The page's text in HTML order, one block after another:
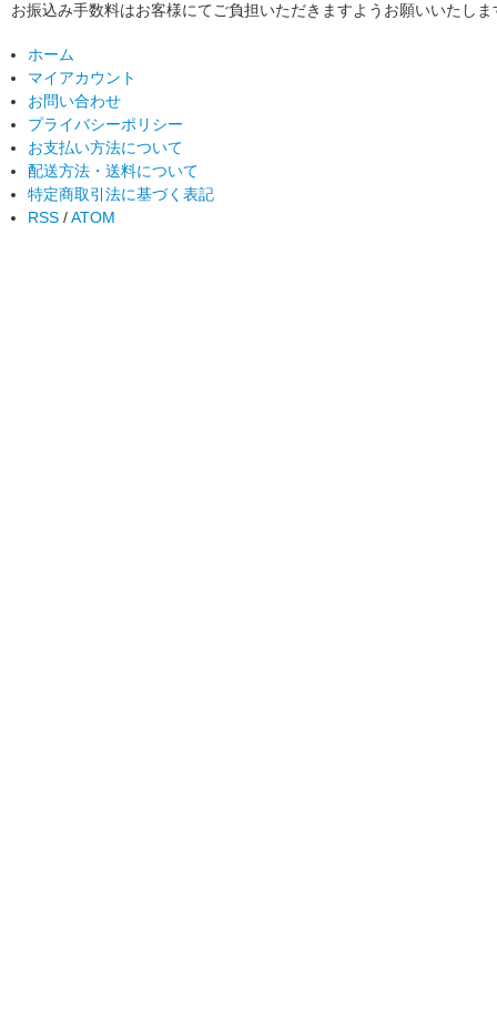
お振込み手数料はお客様にてご負担いただきますようお願いいたしま
ホーム
マイアカウント
お問い合わせ
プライバシーポリシー
お支払い方法について
配送方法・送料について
特定商取引法に基づく表記
RSS /ATOM